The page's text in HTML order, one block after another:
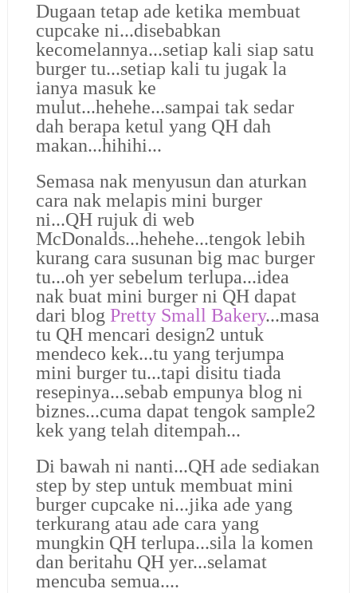
Dugaan tetap ade ketika membuat
cupcake ni...disebabkan
kecomelannya...setiap kali siap satu
burger tu...setiap kali tu jugak la
ianya masuk ke
mulut...hehehe...sampai tak sedar
dah berapa ketul yang QH dah
makan...hihihi...
Semasa nak menyusun dan aturkan
cara nak melapis mini burger
ni...QH rujuk di web
McDonalds...hehehe...tengok lebih
kurang cara susunan big mac burger
tu...oh yer sebelum terlupa...idea
nak buat mini burger ni QH dapat
dari blog Pretty Small Bakery...masa
tu QH mencari design2 untuk
mendeco kek...tu yang terjumpa
mini burger tu...tapi disitu tiada
resepinya...sebab empunya blog ni
biznes...cuma dapat tengok sample2
kek yang telah ditempah...
Di bawah ni nanti...QH ade sediakan
step by step untuk membuat mini
burger cupcake ni...jika ade yang
terkurang atau ade cara yang
mungkin QH terlupa...sila la komen
dan beritahu QH yer...selamat
mencuba semua....